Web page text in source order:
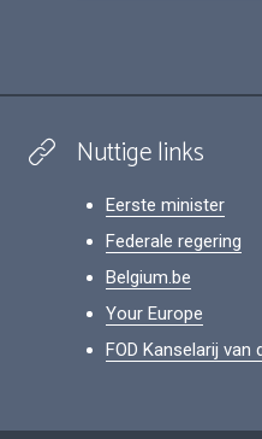
Nuttige links
Eerste minister
Federale regering
Belgium.be
Your Europe
FOD Kanselarij van